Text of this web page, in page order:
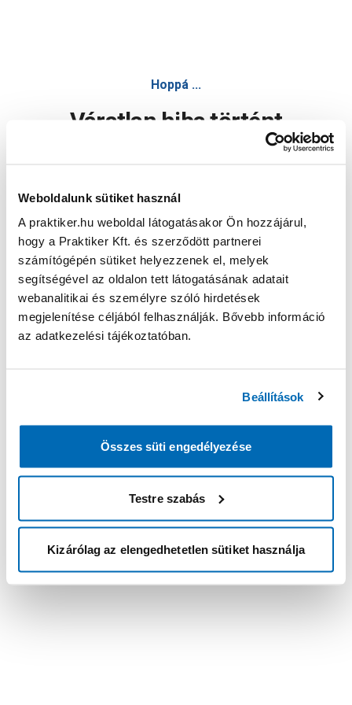
Weboldalunk sütiket használ
A praktiker.hu weboldal látogatásakor Ön hozzájárul,
hogy a Praktiker Kft. és szerződött partnerei
számítógépén sütiket helyezzenek el, melyek
segítségével az oldalon tett látogatásának adatait
webanalitikai és személyre szóló hirdetések
megjelenítése céljából felhasználják. Bővebb információ
az adatkezelési tájékoztatóban.
Beállítások
Összes süti engedélyezése
Testre szabás
Kizárólag az elengedhetetlen sütiket használja
Hoppá ...
Váratlan hiba történt
Oldal újratöltése